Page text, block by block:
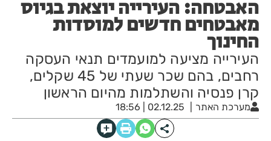
האבטחה: העירייה יוצאת בגיוס
מאבטחים חדשים למוסדות
החינוך
העירייה מציעה למועמדים תנאי העסקה
רחבים, בהם שכר שעתי של 45 שקלים,
קרן פנסיה והשתלמות מהיום הראשון
מערכת האתר 02.12.25 | 18:56